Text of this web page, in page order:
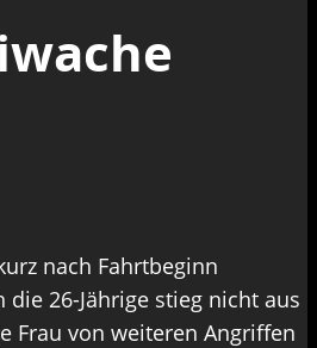
nach Fahrtbeginn
26-Jährige stieg nicht aus
Frau von weiteren Angriffen